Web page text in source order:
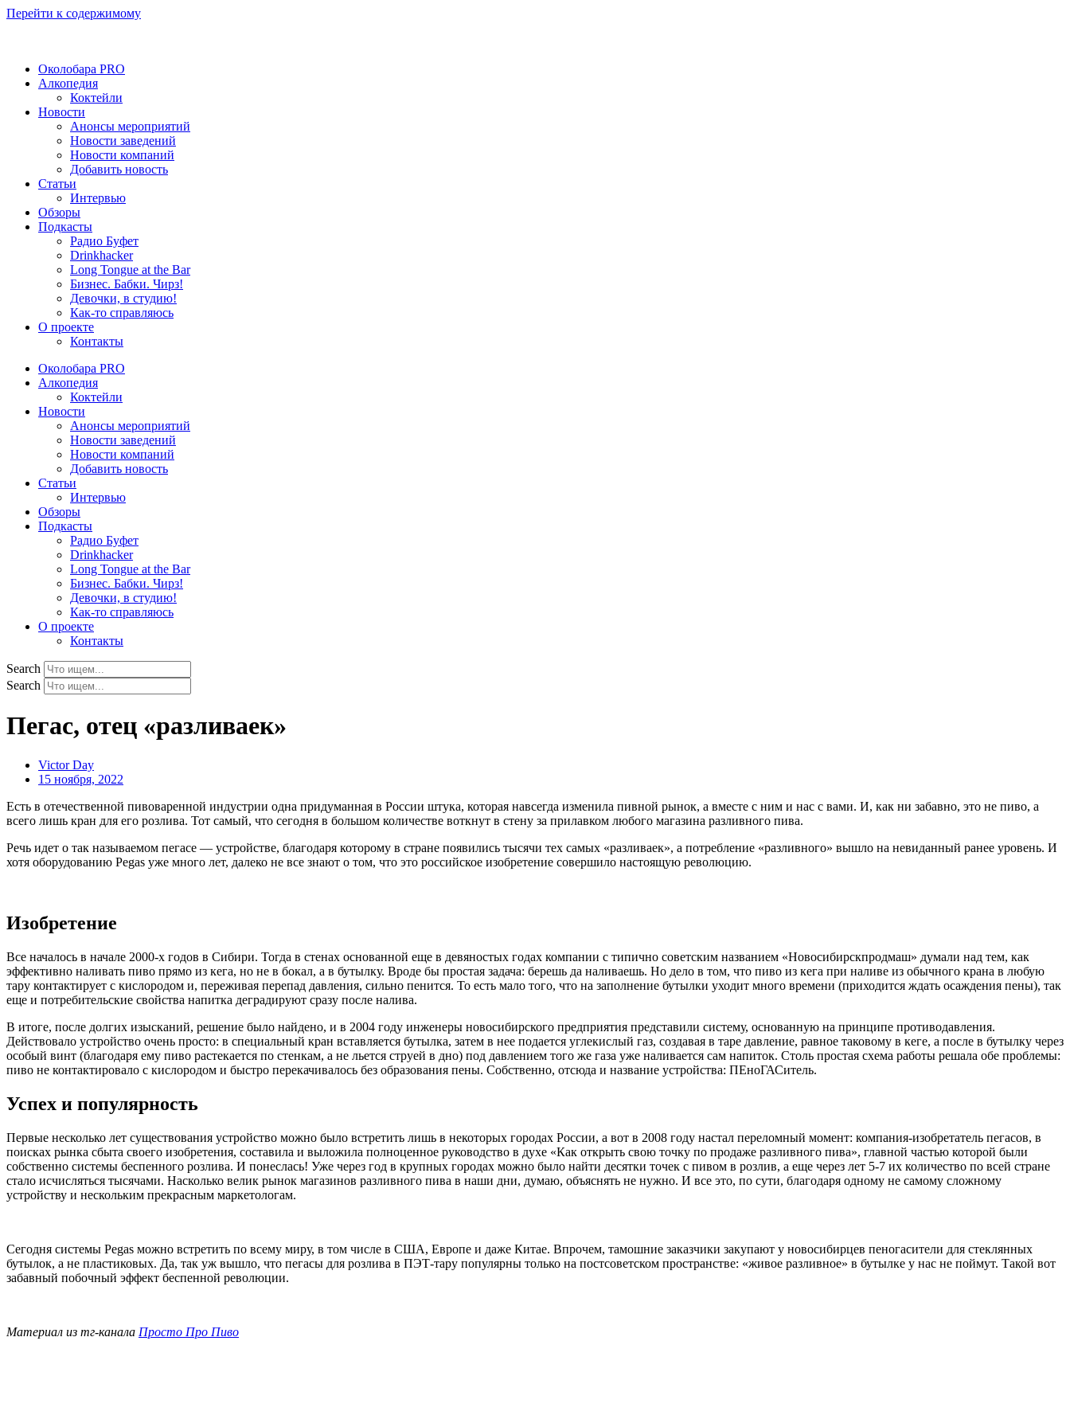
Перейти к содержимому
Околобара PRO
Алкопедия
Коктейли
Новости
Анонсы мероприятий
Новости заведений
Новости компаний
Добавить новость
Статьи
Интервью
Обзоры
Подкасты
Радио Буфет
Drinkhacker
Long Tongue at the Bar
Бизнес. Бабки. Чирз!
Девочки, в студию!
Как-то справляюсь
О проекте
Контакты
Околобара PRO
Алкопедия
Коктейли
Новости
Анонсы мероприятий
Новости заведений
Новости компаний
Добавить новость
Статьи
Интервью
Обзоры
Подкасты
Радио Буфет
Drinkhacker
Long Tongue at the Bar
Бизнес. Бабки. Чирз!
Девочки, в студию!
Как-то справляюсь
О проекте
Контакты
Search
Search
​​Пегас, отец «разливаек»
Victor Day
15 ноября, 2022
Есть в отечественной пивоваренной индустрии одна придуманная в России штука, которая навсегда изменила пивной рынок, а вместе с ним и нас с вами. И, как ни забавно, это не пиво, а
всего лишь кран для его розлива. Тот самый, что сегодня в большом количестве воткнут в стену за прилавком любого магазина разливного пива.
Речь идет о так называемом пегасе — устройстве, благодаря которому в стране появились тысячи тех самых «разливаек», а потребление «разливного» вышло на невиданный ранее уровень. И
хотя оборудованию Pegas уже много лет, далеко не все знают о том, что это российское изобретение совершило настоящую революцию.
Изобретение
Все началось в начале 2000-х годов в Сибири. Тогда в стенах основанной еще в девяностых годах компании с типично советским названием «Новосибирскпродмаш» думали над тем, как
эффективно наливать пиво прямо из кега, но не в бокал, а в бутылку. Вроде бы простая задача: берешь да наливаешь. Но дело в том, что пиво из кега при наливе из обычного крана в любую
тару контактирует с кислородом и, переживая перепад давления, сильно пенится. То есть мало того, что на заполнение бутылки уходит много времени (приходится ждать осаждения пены), так
еще и потребительские свойства напитка деградируют сразу после налива.
В итоге, после долгих изысканий, решение было найдено, и в 2004 году инженеры новосибирского предприятия представили систему, основанную на принципе противодавления.
Действовало устройство очень просто: в специальный кран вставляется бутылка, затем в нее подается углекислый газ, создавая в таре давление, равное таковому в кеге, а после в бутылку через
особый винт (благодаря ему пиво растекается по стенкам, а не льется струей в дно) под давлением того же газа уже наливается сам напиток. Столь простая схема работы решала обе проблемы:
пиво не контактировало с кислородом и быстро перекачивалось без образования пены. Собственно, отсюда и название устройства: ПЕноГАСитель.
Успех и популярность
Первые несколько лет существования устройство можно было встретить лишь в некоторых городах России, а вот в 2008 году настал переломный момент: компания-изобретатель пегасов, в
поисках рынка сбыта своего изобретения, составила и выложила полноценное руководство в духе «Как открыть свою точку по продаже разливного пива», главной частью которой были
собственно системы беспенного розлива. И понеслась! Уже через год в крупных городах можно было найти десятки точек с пивом в розлив, а еще через лет 5-7 их количество по всей стране
стало исчисляться тысячами. Насколько велик рынок магазинов разливного пива в наши дни, думаю, объяснять не нужно. И все это, по сути, благодаря одному не самому сложному
устройству и нескольким прекрасным маркетологам.
Сегодня системы Pegas можно встретить по всему миру, в том числе в США, Европе и даже Китае. Впрочем, тамошние заказчики закупают у новосибирцев пеногасители для стеклянных
бутылок, а не пластиковых. Да, так уж вышло, что пегасы для розлива в ПЭТ-тару популярны только на постсоветском пространстве: «живое разливное» в бутылке у нас не поймут. Такой вот
забавный побочный эффект беспенной революции.
Материал из тг-канала Просто Про Пиво